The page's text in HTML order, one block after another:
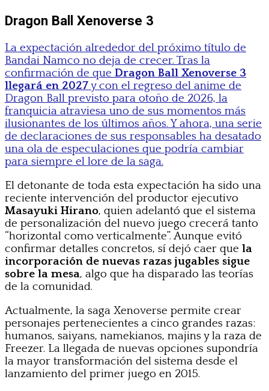
Dragon Ball Xenoverse 3
La expectación alrededor del próximo título de
Bandai Namco no deja de crecer. Tras la
confirmación de que Dragon Ball Xenoverse 3
llegará en 2027y con el regreso del anime de
Dragon Ball previsto para otoño de 2026, la
franquicia atraviesa uno de sus momentos más
ilusionantes de los últimos años. Y ahora, una serie
de declaraciones de sus responsables ha desatado
una ola de especulaciones que podría cambiar
para siempre el lore de la saga.
El detonante de toda esta expectación ha sido una
reciente intervención del productor ejecutivo
Masayuki Hirano, quien adelantó que el sistema
de personalización del nuevo juego crecerá tanto
“horizontal como verticalmente”. Aunque evitó
confirmar detalles concretos, sí dejó caer que la
incorporación de nuevas razas jugables sigue
sobre la mesa, algo que ha disparado las teorías
de la comunidad.
Actualmente, la saga Xenoverse permite crear
personajes pertenecientes a cinco grandes razas:
humanos, saiyans, namekianos, majins y la raza de
Freezer. La llegada de nuevas opciones supondría
la mayor transformación del sistema desde el
lanzamiento del primer juego en 2015.